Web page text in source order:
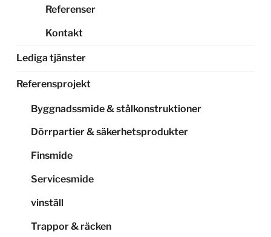
Referenser
Kontakt
Lediga tjänster
Referensprojekt
Byggnadssmide & stålkonstruktioner
Dörrpartier & säkerhetsprodukter
Finsmide
Servicesmide
vinställ
Trappor & räcken